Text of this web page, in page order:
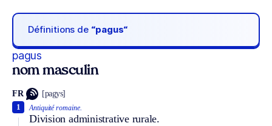
Définitions de “pagus“
pagus
nom masculin
FR [pagys]
Antiquité romaine.
Division administrative rurale.
1